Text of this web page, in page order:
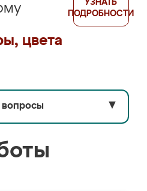
цвета
УЗНАТЬ
ПОДРОБНОСТИ
вопросы ▼